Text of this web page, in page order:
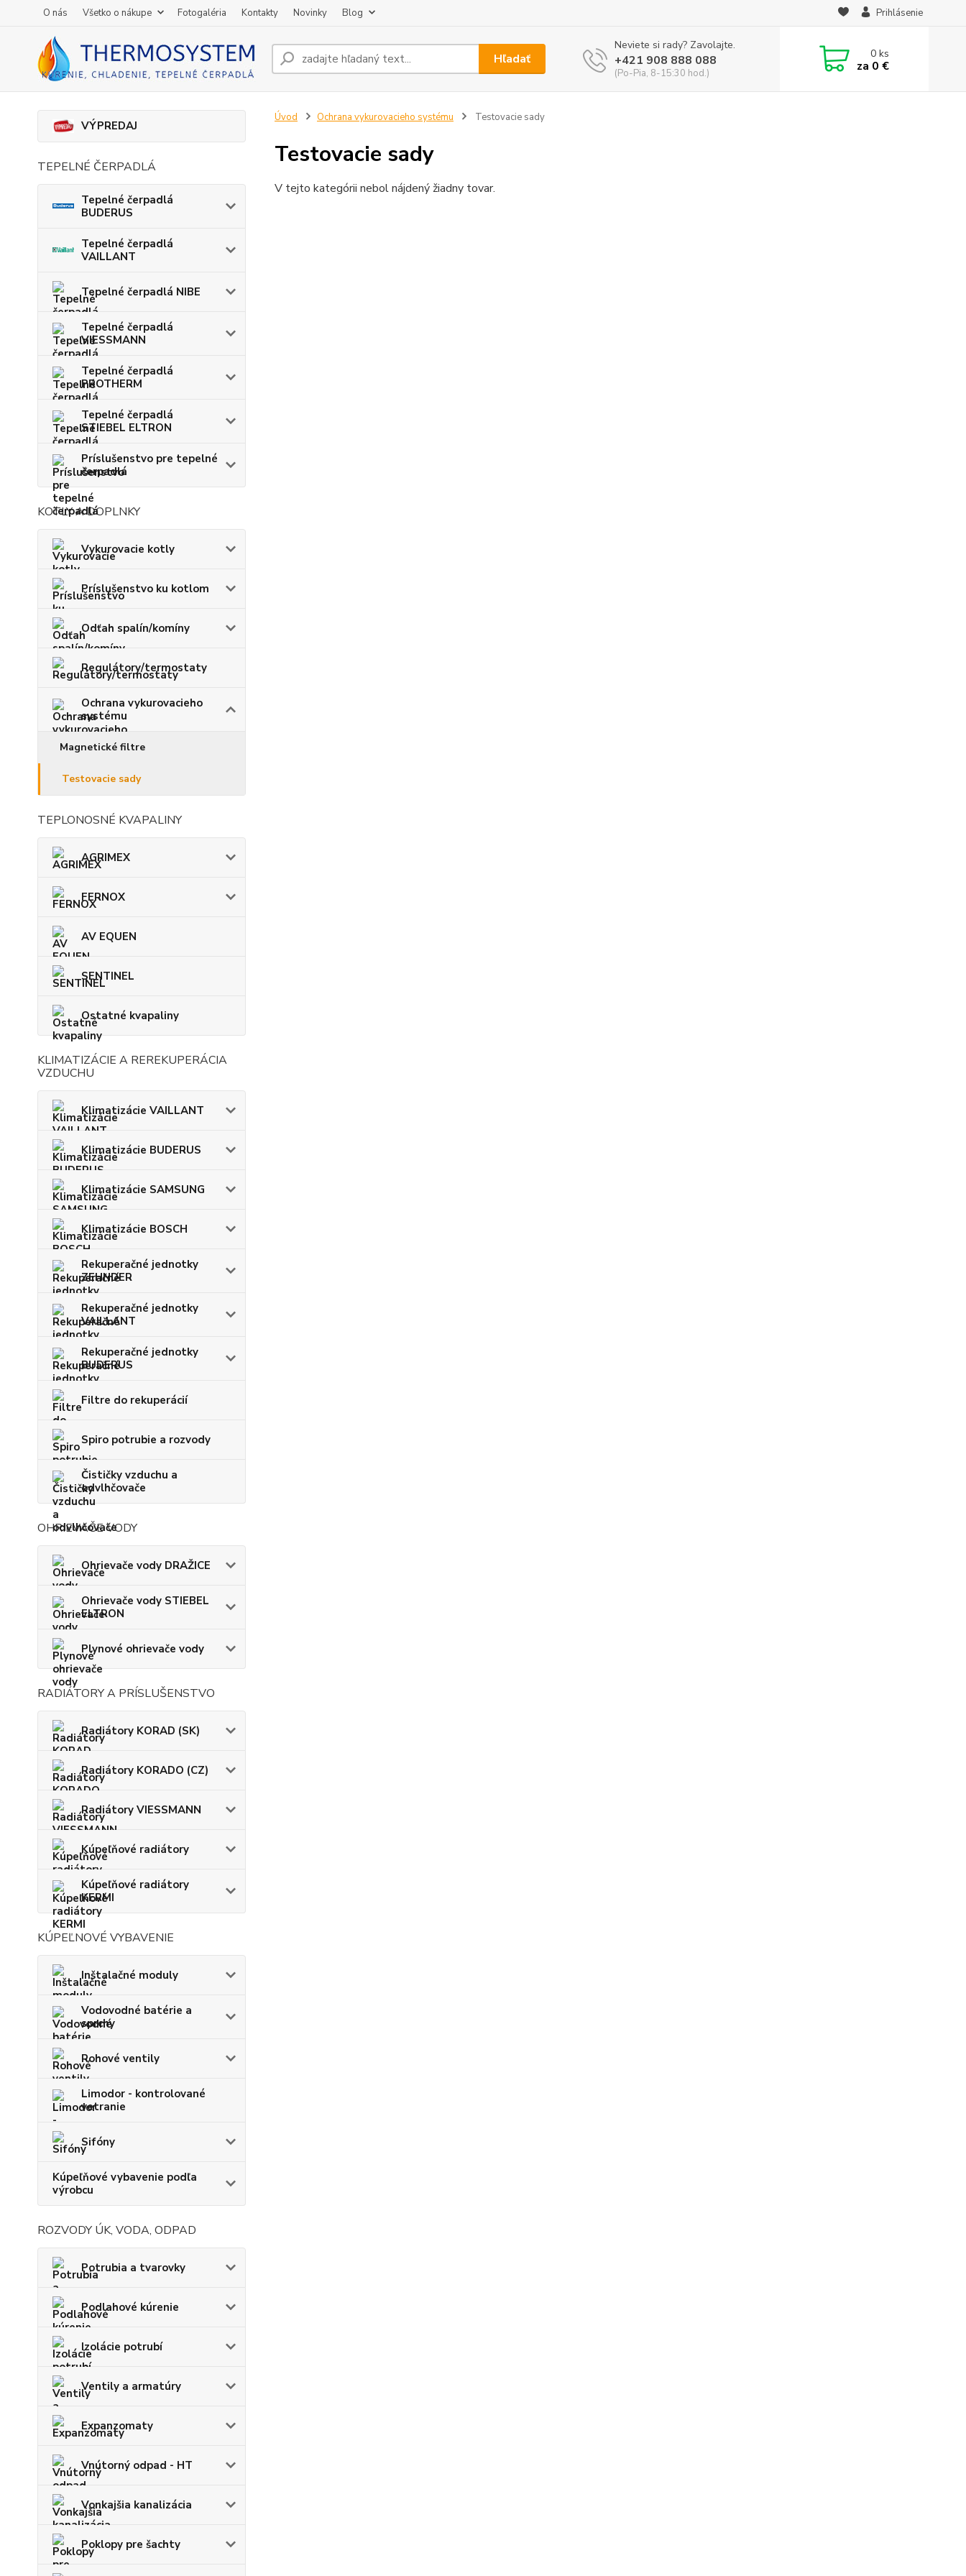
O nás Všetko o nákupe Fotogaléria Kontakty Novinky Blog Prihlásenie
Hľadať
Neviete si rady? Zavolajte.
+421 908 888 088
(Po-Pia, 8-15:30 hod.)
0ks
za 0 €
VÝPREDAJ
TEPELNÉ ČERPADLÁ
Tepelné čerpadlá
BUDERUS
Tepelné čerpadlá
VAILLANT
Tepelné čerpadlá NIBE
Tepelné čerpadlá
VIESSMANN
Tepelné čerpadlá
PROTHERM
Tepelné čerpadlá
STIEBEL ELTRON
Príslušenstvo pre tepelné
čerpadlá
KOTLY A DOPLNKY
Vykurovacie kotly
Príslušenstvo ku kotlom
Odťah spalín/komíny
Regulátory/termostaty
Ochrana vykurovacieho
systému
Magnetické filtre
Testovacie sady
TEPLONOSNÉ KVAPALINY
AGRIMEX
FERNOX
AV EQUEN
SENTINEL
Ostatné kvapaliny
KLIMATIZÁCIE A REREKUPERÁCIA
VZDUCHU
Klimatizácie VAILLANT
Klimatizácie BUDERUS
Klimatizácie SAMSUNG
Klimatizácie BOSCH
Rekuperačné jednotky
ZEHNDER
Rekuperačné jednotky
VAILLANT
Rekuperačné jednotky
BUDERUS
Filtre do rekuperácií
Spiro potrubie a rozvody
Čističky vzduchu a
odvlhčovače
OHRIEVAČE VODY
Ohrievače vody DRAŽICE
Ohrievače vody STIEBEL
ELTRON
Plynové ohrievače vody
RADIÁTORY A PRÍSLUŠENSTVO
Radiátory KORAD (SK)
Radiátory KORADO (CZ)
Radiátory VIESSMANN
Kúpeľňové radiátory
Kúpeľňové radiátory
KERMI
KÚPEĽNOVÉ VYBAVENIE
Inštalačné moduly
Vodovodné batérie a
sprchy
Rohové ventily
Limodor - kontrolované
vetranie
Sifóny
Kúpeľňové vybavenie podľa
výrobcu
ROZVODY ÚK, VODA, ODPAD
Potrubia a tvarovky
Podlahové kúrenie
Izolácie potrubí
Ventily a armatúry
Expanzomaty
Vnútorný odpad - HT
Vonkajšia kanalizácia
Poklopy pre šachty
Úvod Ochrana vykurovacieho systému Testovacie sady
Testovacie sady
V tejto kategórii nebol nájdený žiadny tovar.